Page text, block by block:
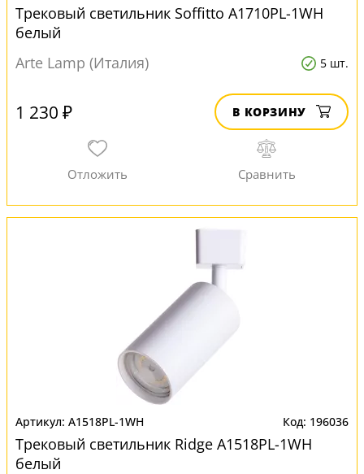
Трековый светильник Soffitto A1710PL-1WH
белый
Arte Lamp (Италия)
5 шт.
1 230 ₽ В КОРЗИНУ
A1518PL-1WH 196036
Трековый светильник Ridge A1518PL-1WH
белый